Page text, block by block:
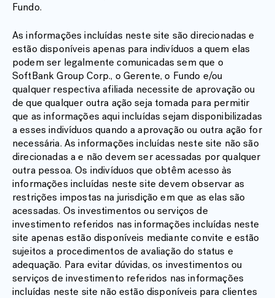
Fundo.
As informações incluídas neste site são direcionadas e
estão disponíveis apenas para indivíduos a quem elas
podem ser legalmente comunicadas sem que o
SoftBank Group Corp., o Gerente, o Fundo e/ou
qualquer respectiva afiliada necessite de aprovação ou
de que qualquer outra ação seja tomada para permitir
que as informações aqui incluídas sejam disponibilizadas
a esses indivíduos quando a aprovação ou outra ação for
necessária. As informações incluídas neste site não são
direcionadas a e não devem ser acessadas por qualquer
outra pessoa. Os indivíduos que obtêm acesso às
informações incluídas neste site devem observar as
restrições impostas na jurisdição em que as elas são
acessadas. Os investimentos ou serviços de
investimento referidos nas informações incluídas neste
site apenas estão disponíveis mediante convite e estão
sujeitos a procedimentos de avaliação do status e
adequação. Para evitar dúvidas, os investimentos ou
serviços de investimento referidos nas informações
incluídas neste site não estão disponíveis para clientes